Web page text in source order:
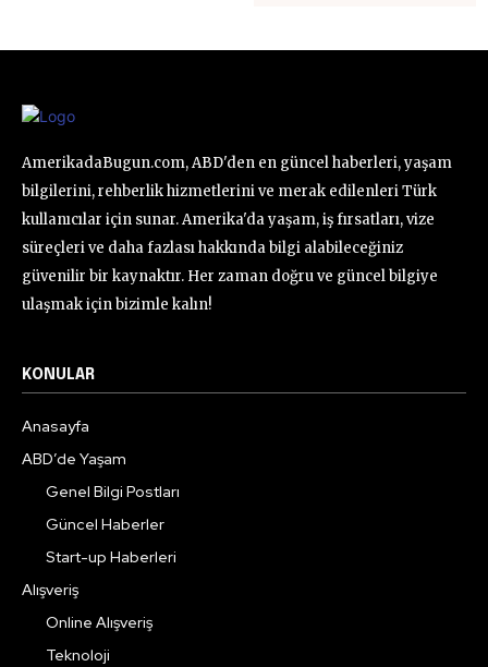
AmerikadaBugun.com, ABD'den en güncel haberleri, yaşam
bilgilerini, rehberlik hizmetlerini ve merak edilenleri Türk
kullanıcılar için sunar. Amerika'da yaşam, iş fırsatları, vize
süreçleri ve daha fazlası hakkında bilgi alabileceğiniz
güvenilir bir kaynaktır. Her zaman doğru ve güncel bilgiye
ulaşmak için bizimle kalın!
KONULAR
Anasayfa
ABD’de Yaşam
Genel Bilgi Postları
Güncel Haberler
Start-up Haberleri
Alışveriş
Online Alışveriş
Teknoloji